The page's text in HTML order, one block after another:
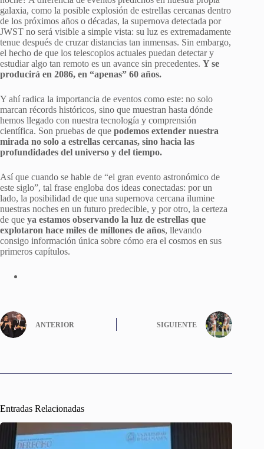
galaxia, como la posible explosión de estrellas cercanas dentro
de los próximos años o décadas, la supernova detectada por
JWST no será visible a simple vista: su luz es extremadamente
tenue después de cruzar distancias tan inmensas. Sin embargo,
el hecho de que los telescopios actuales puedan detectar y
estudiar algo tan remoto es un avance sin precedentes. Y se
producirá en 2086, en “apenas” 60 años.
Y ahí radica la importancia de eventos como este: no solo
marcan récords históricos, sino que muestran hasta dónde
hemos llegado con nuestra tecnología y comprensión
científica. Son pruebas de que podemos extender nuestra
mirada no solo a estrellas cercanas, sino hacia las
profundidades del universo y del tiempo.
Así que cuando se hable de “el gran evento astronómico de
este siglo”, tal frase engloba dos ideas conectadas: por un
lado, la posibilidad de que una supernova cercana ilumine
nuestras noches en un futuro predecible, y por otro, la certeza
de que ya estamos observando la luz de estrellas que
explotaron hace miles de millones de años, llevando
consigo información única sobre cómo era el cosmos en sus
primeros capítulos.
ANTERIOR SIGUIENTE
Entradas Relacionadas